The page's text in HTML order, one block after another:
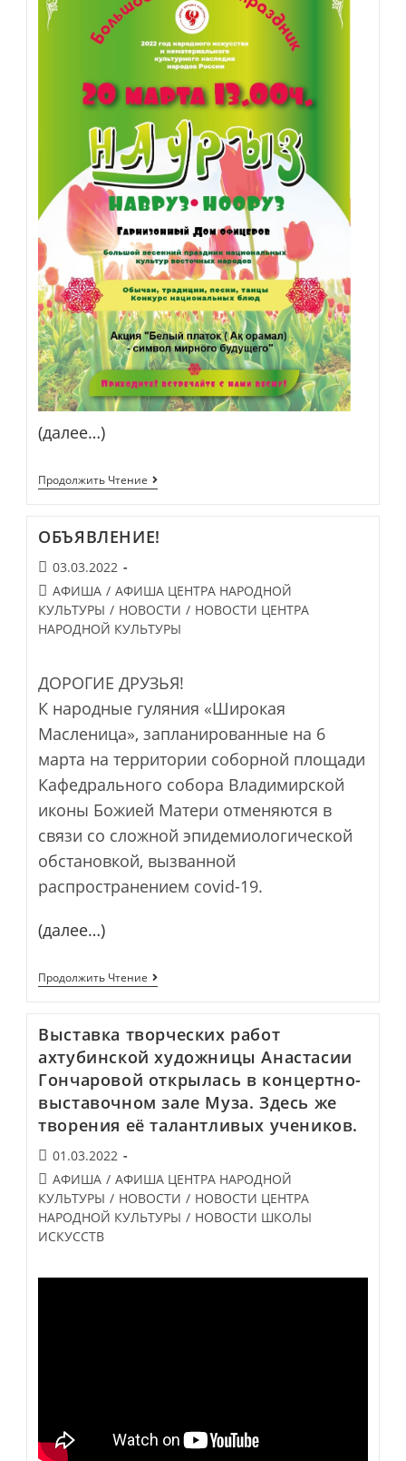
(далее…)
Продолжить Чтение НАУРЫЗ
—
ОБЪЯВЛЕНИЕ!
Запись
опубликована:
03.03.2022
Post
category:
АФИША / АФИША ЦЕНТРА НАРОДНОЙ
КУЛЬТУРЫ / НОВОСТИ / НОВОСТИ ЦЕНТРА
НАРОДНОЙ КУЛЬТУРЫ
ДОРОГИЕ ДРУЗЬЯ!
К народные гуляния «Широкая
Масленица», запланированные на 6
марта на территории соборной площади
Кафедрального собора Владимирской
иконы Божией Матери отменяются в
связи со сложной эпидемиологической
обстановкой, вызванной
распространением covid-19.
(далее…)
Продолжить Чтение ОБЪЯВЛЕНИЕ!
Выставка творческих работ
ахтубинской художницы Анастасии
Гончаровой открылась в концертно-
выставочном зале Муза. Здесь же
творения её талантливых учеников.
Запись
опубликована:
01.03.2022
Post
category:
АФИША / АФИША ЦЕНТРА НАРОДНОЙ
КУЛЬТУРЫ / НОВОСТИ / НОВОСТИ ЦЕНТРА
НАРОДНОЙ КУЛЬТУРЫ / НОВОСТИ ШКОЛЫ
ИСКУССТВ